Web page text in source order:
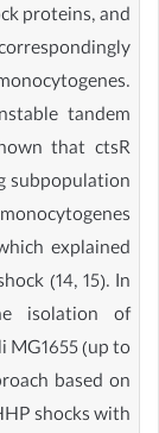
proteins, and
tandem
that ctsR
subpopulation
explained
(14, 15). In
isolation of
(up to
based on
shocks with